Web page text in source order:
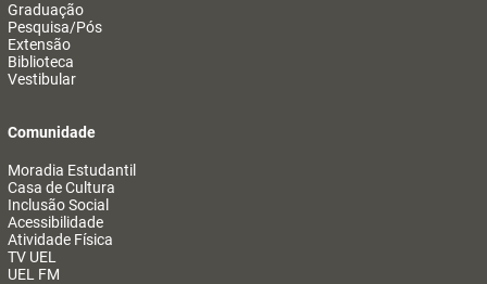
Graduação
Pesquisa/Pós
Extensão
Biblioteca
Vestibular
Comunidade
Moradia Estudantil
Casa de Cultura
Inclusão Social
Acessibilidade
Atividade Física
TV UEL
UEL FM